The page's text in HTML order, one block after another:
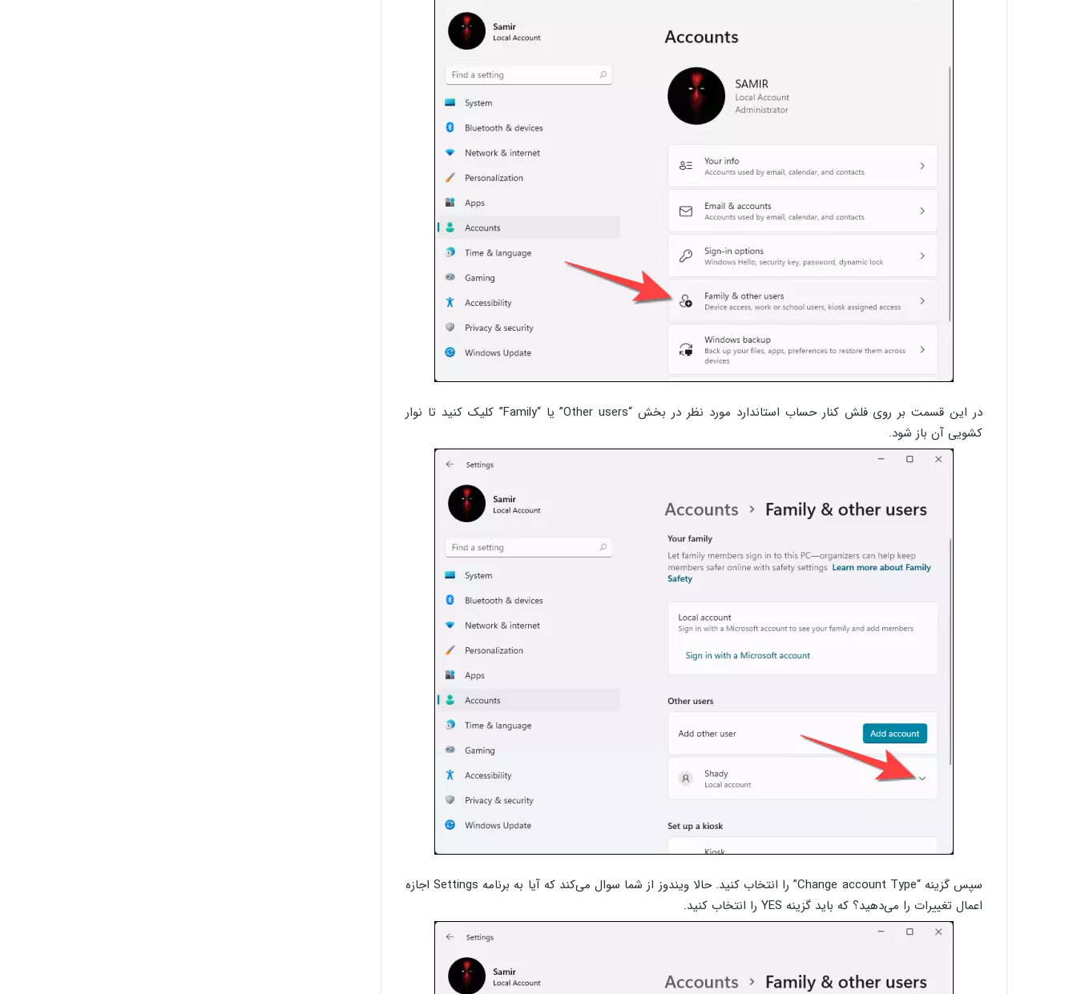
در این قسمت بر روی فلش کنار حساب استاندارد مورد نظر در بخش “Other users” یا “Family” کلیک کنید تا نوار
کشویی آن باز شود.
سپس گزینه “Change account Type” را انتخاب کنید. حالا ویندوز از شما سوال می‌کند که آیا به برنامه Settings اجازه
اعمال تغییرات را می‌دهید؟ که باید گزینه YES را انتخاب کنید.